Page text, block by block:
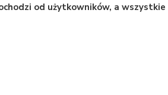
od użytkowników, a wszystkie